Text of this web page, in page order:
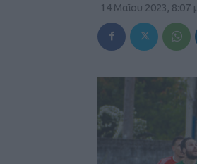
14 Μαΐου 2023, 8:07